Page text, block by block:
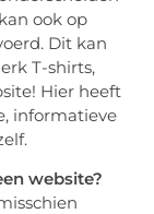
ook op
Dit kan
T-shirts,
Hier heeft
informatieve
website?